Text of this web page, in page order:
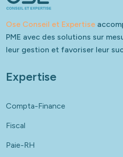
Ose Conseil et Expertise
PME avec des solutions sur
leur gestion et favoriser leur
Expertise
Compta-Finance
Fiscal
Paie-RH